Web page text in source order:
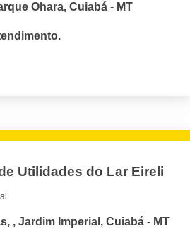
Ohara, Cuiabá - MT
Utilidades do Lar Eireli
, Jardim Imperial, Cuiabá - MT